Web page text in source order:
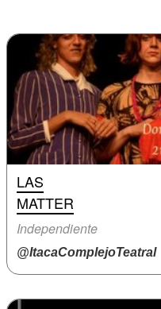
LAS
MATTER
Independiente
@ItacaComplejoTeatral